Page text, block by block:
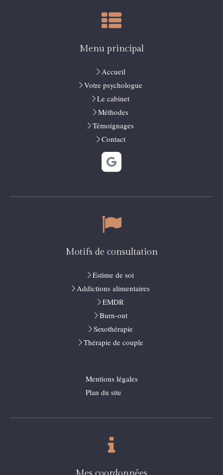
Menu principal
Accueil
Votre psychologue
Le cabinet
Méthodes
Témoignages
Contact
Motifs de consultation
Estime de soi
Addictions alimentaires
EMDR
Burn-out
Sexothérapie
Thérapie de couple
Mentions légales
Plan du site